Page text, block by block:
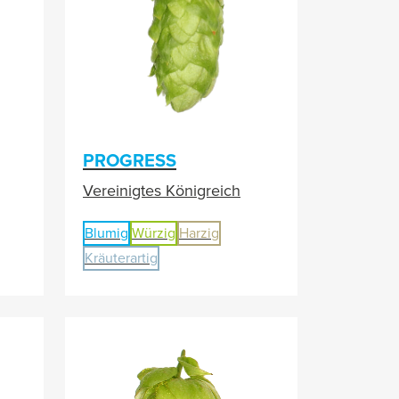
PROGRESS
Vereinigtes Königreich
Blumig Würzig Harzig
Kräuterartig